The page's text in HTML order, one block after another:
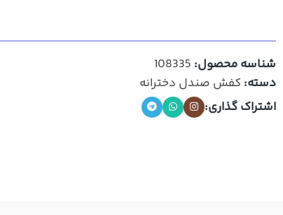
شناسه محصول: 108335
دسته: کفش صندل دخترانه
اشتراک گذاری: